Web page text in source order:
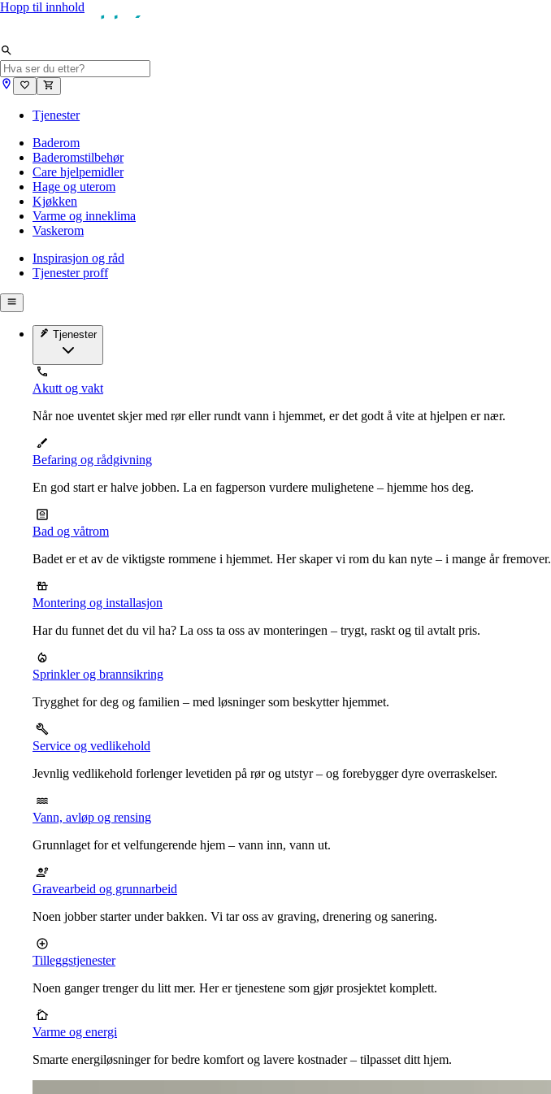
Hopp til innhold
Tjenester
Baderom
Baderomstilbehør
Care hjelpemidler
Hage og uterom
Kjøkken
Varme og inneklima
Vaskerom
Inspirasjon og råd
Tjenester proff
Tjenester
Akutt og vakt
Når noe uventet skjer med rør eller rundt vann i hjemmet, er det godt å vite at hjelpen er nær.
Befaring og rådgivning
En god start er halve jobben. La en fagperson vurdere mulighetene – hjemme hos deg.
Bad og våtrom
Badet er et av de viktigste rommene i hjemmet. Her skaper vi rom du kan nyte – i mange år fremover.
Montering og installasjon
Har du funnet det du vil ha? La oss ta oss av monteringen – trygt, raskt og til avtalt pris.
Sprinkler og brannsikring
Trygghet for deg og familien – med løsninger som beskytter hjemmet.
Service og vedlikehold
Jevnlig vedlikehold forlenger levetiden på rør og utstyr – og forebygger dyre overraskelser.
Vann, avløp og rensing
Grunnlaget for et velfungerende hjem – vann inn, vann ut.
Gravearbeid og grunnarbeid
Noen jobber starter under bakken. Vi tar oss av graving, drenering og sanering.
Tilleggstjenester
Noen ganger trenger du litt mer. Her er tjenestene som gjør prosjektet komplett.
Varme og energi
Smarte energiløsninger for bedre komfort og lavere kostnader – tilpasset ditt hjem.